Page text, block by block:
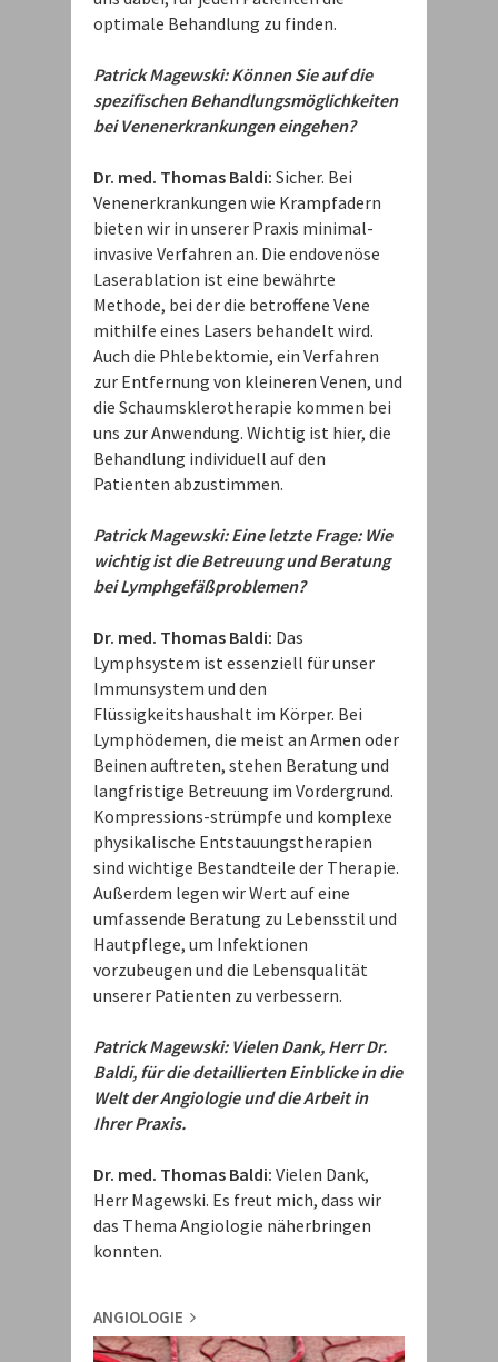
optimale Behandlung zu finden.
Patrick Magewski: Können Sie auf die
spezifischen Behandlungsmöglichkeiten
bei Venenerkrankungen eingehen?
Dr. med. Thomas Baldi: Sicher. Bei
Venenerkrankungen wie Krampfadern
bieten wir in unserer Praxis minimal-
invasive Verfahren an. Die endovenöse
Laserablation ist eine bewährte
Methode, bei der die betroffene Vene
mithilfe eines Lasers behandelt wird.
Auch die Phlebektomie, ein Verfahren
zur Entfernung von kleineren Venen, und
die Schaumsklerotherapie kommen bei
uns zur Anwendung. Wichtig ist hier, die
Behandlung individuell auf den
Patienten abzustimmen.
Patrick Magewski: Eine letzte Frage: Wie
wichtig ist die Betreuung und Beratung
bei Lymphgefäßproblemen?
Dr. med. Thomas Baldi: Das
Lymphsystem ist essenziell für unser
Immunsystem und den
Flüssigkeitshaushalt im Körper. Bei
Lymphödemen, die meist an Armen oder
Beinen auftreten, stehen Beratung und
langfristige Betreuung im Vordergrund.
Kompressions-strümpfe und komplexe
physikalische Entstauungstherapien
sind wichtige Bestandteile der Therapie.
Außerdem legen wir Wert auf eine
umfassende Beratung zu Lebensstil und
Hautpflege, um Infektionen
vorzubeugen und die Lebensqualität
unserer Patienten zu verbessern.
Patrick Magewski: Vielen Dank, Herr Dr.
Baldi, für die detaillierten Einblicke in die
Welt der Angiologie und die Arbeit in
Ihrer Praxis.
Dr. med. Thomas Baldi: Vielen Dank,
Herr Magewski. Es freut mich, dass wir
das Thema Angiologie näherbringen
konnten.
ANGIOLOGIE